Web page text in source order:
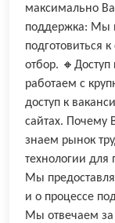
максимально
поддержка: Мы
подготовиться
отбор.
работаем с
доступ к
сайтах. Почему
знаем рынок
технологии для
Мы
и о процессе
Мы отвечаем за